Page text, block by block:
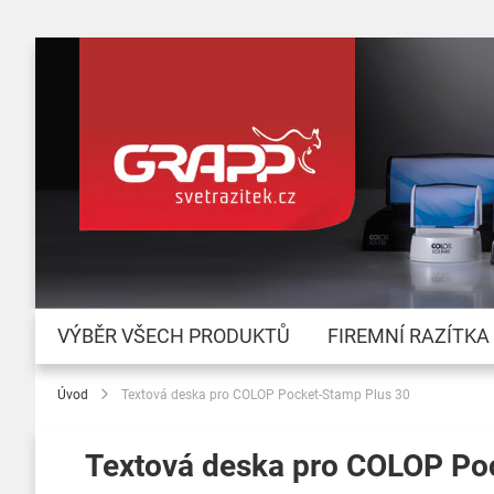
VÝBĚR VŠECH PRODUKTŮ FIREMNÍ RAZÍTKA
Úvod Textová deska pro COLOP Pocket-Stamp Plus 30
Textová deska pro COLOP